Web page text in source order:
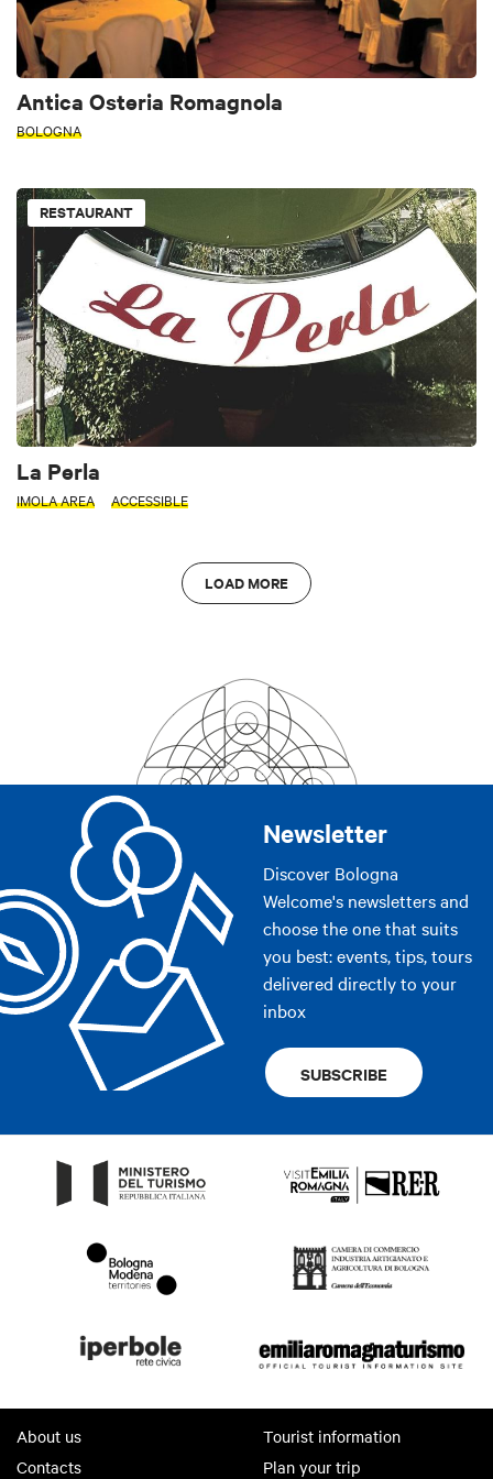
Antica Osteria Romagnola
BOLOGNA
RESTAURANT
La Perla
IMOLA AREA ACCESSIBLE
LOAD MORE
Newsletter
Discover Bologna
Welcome's newsletters and
choose the one that suits
you best: events, tips, tours
delivered directly to your
inbox
SUBSCRIBE
About us
Contacts
Tourist information
Plan your trip